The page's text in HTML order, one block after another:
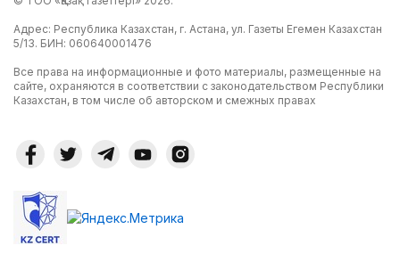
Адрес: Республика Казахстан, г. Астана, ул. Газеты Егемен Казахстан
5/13. БИН: 060640001476
Все права на информационные и фото материалы, размещенные на
сайте, охраняются в соответствии с законодательством Республики
Казахстан, в том числе об авторском и смежных правах